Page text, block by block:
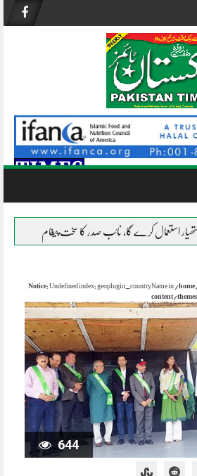
گا، نائب صدر کا سخت پیغام نظام ناکام ہو چکا
Notice: Undefined index: geoplugin_countryName in /
content/
644